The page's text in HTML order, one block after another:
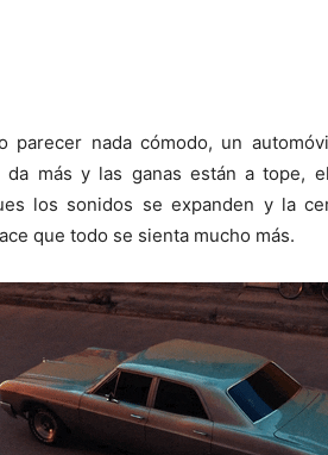
parecer nada cómodo, un
da más y las ganas están a tope,
los sonidos se expanden y la
que todo se sienta mucho más.